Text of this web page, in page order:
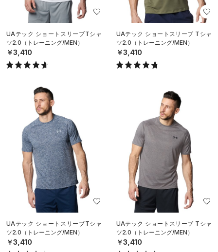
UAテック ショートスリーブTシャ
ツ2.0（トレーニング/MEN）
￥3,410
UAテック ショートスリーブ Tシャ
ツ2.0（トレーニング/MEN）
￥3,410
UAテック ショートスリーブTシャ
ツ2.0（トレーニング/MEN）
￥3,410
UAテック ショートスリーブ Tシャ
ツ2.0（トレーニング/MEN）
￥3,410